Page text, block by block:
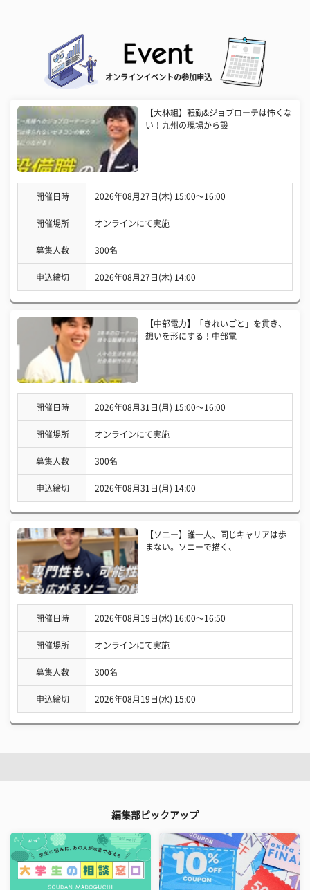
オンラインイベントの参加申込
【大林組】転勤&ジョブローテは怖くな
い！九州の現場から設
開催日時 2026年08月27日(木) 15:00〜16:00
開催場所 オンラインにて実施
募集人数 300名
申込締切 2026年08月27日(木) 14:00
【中部電力】「きれいごと」を貫き、
想いを形にする！中部電
開催日時 2026年08月31日(月) 15:00〜16:00
開催場所 オンラインにて実施
募集人数 300名
申込締切 2026年08月31日(月) 14:00
【ソニー】誰一人、同じキャリアは歩
まない。ソニーで描く、
開催日時 2026年08月19日(水) 16:00〜16:50
開催場所 オンラインにて実施
募集人数 300名
申込締切 2026年08月19日(水) 15:00
編集部ピックアップ